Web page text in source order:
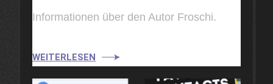
Informationen über den Autor Froschi.
WEITERLESEN